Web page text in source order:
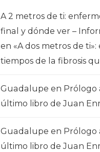
A 2 metros de ti:
final y dónde ver –
en «A dos metros de
tiempos de la fibrosis
Guadalupe en Prólogo
último libro de Juan
Guadalupe en Prólogo
último libro de Juan